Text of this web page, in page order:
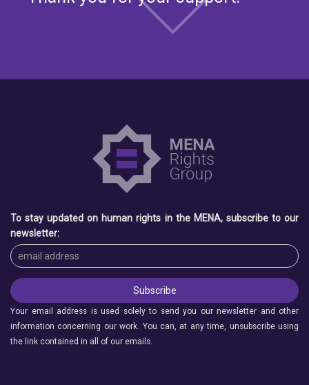
To stay updated on human rights in the MENA, subscribe to our
newsletter:
Your email address is used solely to send you our newsletter and other
information concerning our work. You can, at any time, unsubscribe using
the link contained in all of our emails.